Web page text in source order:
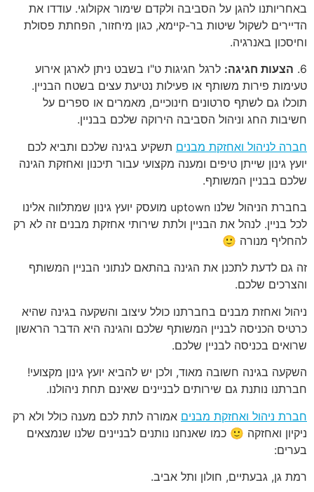
באחריותנו להגן על הסביבה ולקדם שימור אקולוגי. עודדו את
הדיירים לשקול שיטות בר-קיימא, כגון מיחזור, הפחתת פסולת
וחיסכון באנרגיה.
6. הצעות חגיגה: לרגל חגיגות ט"ו בשבט ניתן לארגן אירוע
טעימות פירות משותף או פעילות נטיעת עצים בשטח הבניין.
תוכלו גם לשתף סרטונים חינוכיים, מאמרים או ספרים על
חשיבות החג וניהול הסביבה הירוקה שלכם בבניין.
חברה לניהול ואחזקת מבנים תשקיע בגינה שלכם ותביא לכם
יועץ גינון שייתן טיפים ומענה מקצועי עבור תיכנון ואחזקת הגינה
שלכם בבניין המשותף.
בחברת הניהול שלנו uptown מועסק יועץ גינון שמתלווה אלינו
לכל בניין. לנהל את הבניין ולתת שירותי אחזקת מבנים זה לא רק
להחליף מנורה 🙂
זה גם לדעת לתכנן את הגינה בהתאם לנתוני הבניין המשותף
והצרכים שלכם.
ניהול ואחזת מבנים בחברתנו כולל עיצוב והשקעה בגינה שהיא
כרטיס הכניסה לבניין המשותף שלכם והגינה היא הדבר הראשון
שרואים בכניסה לבניין שלכם.
השקעה בגינה חשובה מאוד, ולכן יש להביא יועץ גינון מקצועי!
חברתנו נותנת גם שירותים לבניינים שאינם תחת ניהולנו.
חברת ניהול ואחזקת מבנים אמורה לתת לכם מענה כולל ולא רק
ניקיון ואחזקה 🙂 כמו שאנחנו נותנים לבניינים שלנו שנמצאים
בערים:
רמת גן, גבעתיים, חולון ותל אביב.